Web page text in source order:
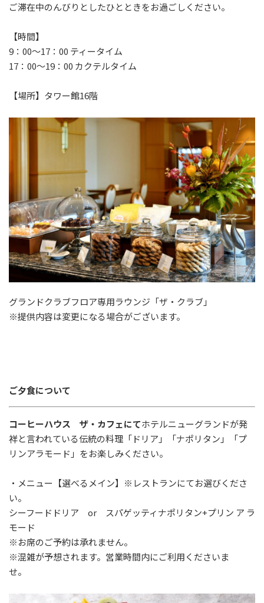
ご滞在中のんびりとしたひとときをお過ごしください。
【時間】
9 ： 00～17 ： 00 ティータイム
17 ： 00～19 ： 00 カクテルタイム
【場所】タワー館16階
グランドクラブフロア専用ラウンジ「ザ・クラブ」
※提供内容は変更になる場合がございます。
ご夕食について
コーヒーハウス ザ・カフェにてホテルニューグランドが発
祥と言われている伝統の料理「ドリア」「ナポリタン」「プ
リンアラモード」をお楽しみください。
・メニュー【選べるメイン】※レストランにてお選びくださ
い。
シーフードドリア or スパゲッティナポリタン+プリン ア ラ
モード
※お席のご予約は承れません。
※混雑が予想されます。営業時間内にご利用くださいま
せ。